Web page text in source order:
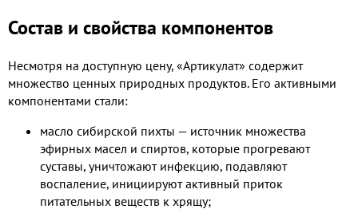
Состав и свойства компонентов
Несмотря на доступную цену, «Артикулат» содержит
множество ценных природных продуктов. Его активными
компонентами стали:
масло сибирской пихты — источник множества
эфирных масел и спиртов, которые прогревают
суставы, уничтожают инфекцию, подавляют
воспаление, инициируют активный приток
питательных веществ к хрящу;